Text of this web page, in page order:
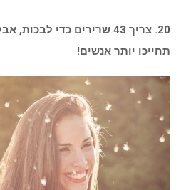
תחייכו יותר אנשים!